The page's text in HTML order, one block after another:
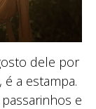
dele por
a estampa.
e